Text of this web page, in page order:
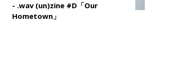
- .wav (un)zine #D「Our
Hometown」